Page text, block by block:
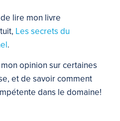
lire mon livre
Les secrets du
.
opinion sur certaines
et de savoir comment
dans le domaine!